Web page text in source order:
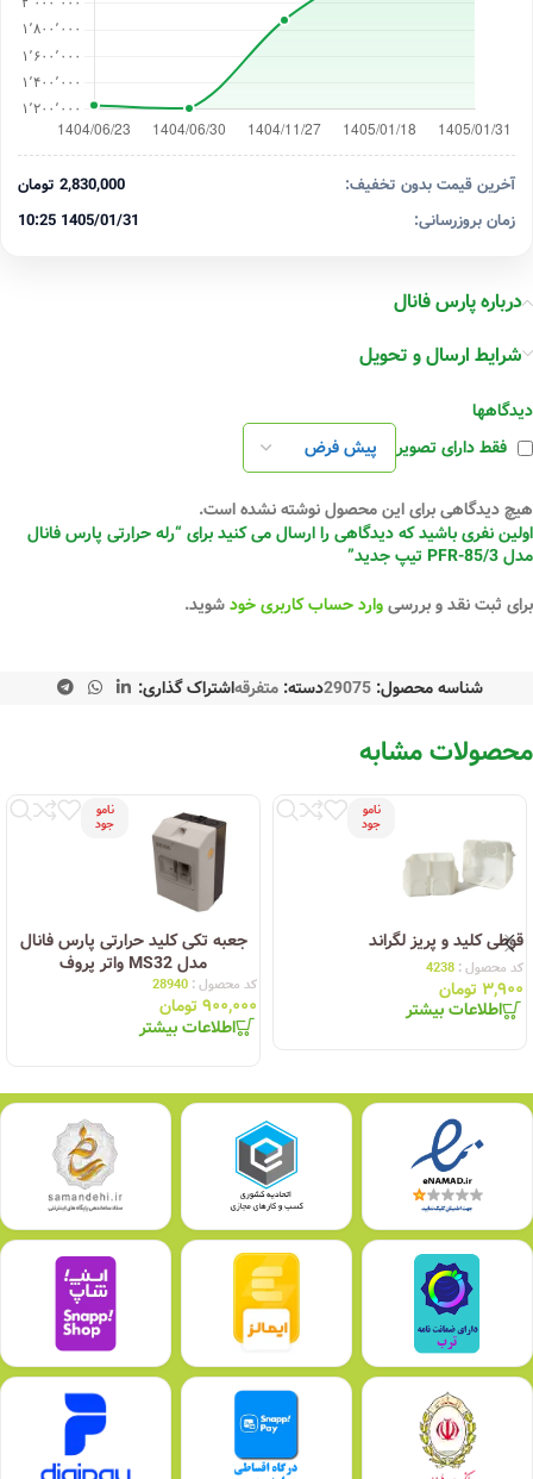
آخرین قیمت بدون تخفیف:
2,830,000 تومان
زمان بروزرسانی:
1405/01/31 10:25
درباره پارس فانال
شرایط ارسال و تحویل
دیدگاهها
فقط دارای تصویر
هیچ دیدگاهی برای این محصول نوشته نشده است.
اولین نفری باشید که دیدگاهی را ارسال می کنید برای “رله حرارتی پارس فانال
مدل PFR-85/3 تیپ جدید”
برای ثبت نقد و بررسیوارد حساب کاربری خودشوید.
شناسه محصول: 29075دسته: متفرقهاشتراک گذاری:
محصولات مشابه
نامو
جود
قوطی کلید و پریز لگراند
کد محصول : 4238
۳,۹۰۰ تومان
اطلاعات بیشتر
نامو
جود
جعبه تکی کلید حرارتی پارس فانال
مدل MS32 واتر پروف
کد محصول : 28940
۹۰۰,۰۰۰تومان
اطلاعات بیشتر